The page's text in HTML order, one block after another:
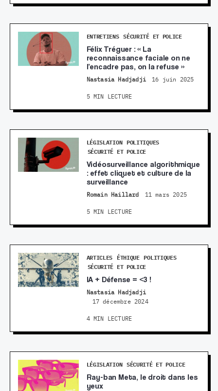
ENTRETIENS SÉCURITÉ ET POLICE
Félix Tréguer : « La
reconnaissance faciale on ne
l’encadre pas, on la refuse »
Nastasia Hadjadji 16 juin 2025
5 MIN LECTURE
LÉGISLATION
POLITIQUES
SÉCURITÉ ET POLICE
Vidéosurveillance algorithmique
: effet cliquet et culture de la
surveillance
Romain Haillard 11 mars 2025
5 MIN LECTURE
ARTICLES ÉTHIQUE
POLITIQUES
SÉCURITÉ ET POLICE
IA + Défense = <3 !
Nastasia Hadjadji
17 décembre 2024
4 MIN LECTURE
LÉGISLATION SÉCURITÉ ET POLICE
Ray-ban Meta, le droit dans les
yeux